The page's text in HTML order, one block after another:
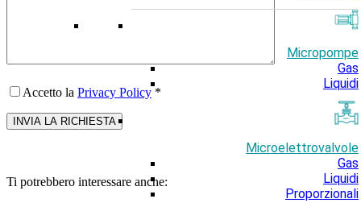
Micropompe
Gas
Liquidi
Microelettrovalvole
Gas
Liquidi
Proporzionali
Accetto la Privacy Policy *
Ti potrebbero interessare anche: